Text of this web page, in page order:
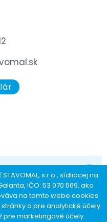
s.r.o., sídliacej na
IČO: 53 070 569, ako
na tomto webe cookies
a pre analytické účely
pre marketingové účely.